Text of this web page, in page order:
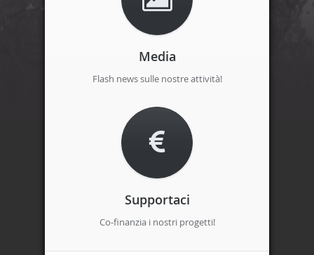
Media
Flash news sulle nostre attività!
Supportaci
Co-finanzia i nostri progetti!